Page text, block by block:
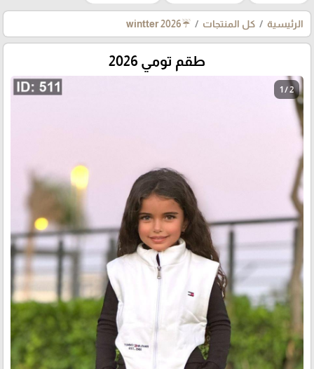
الرئيسية كل المنتجات ☔wintter 2026
طقم تومي 2026
1 / 2